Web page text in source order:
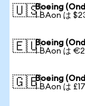
🇺🇸Boeing
1 BAon は
🇪🇺Boeing
1 BAon は
🇬🇧Boeing
1 BAon は